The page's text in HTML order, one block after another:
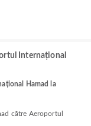
Internațional
Hamad la